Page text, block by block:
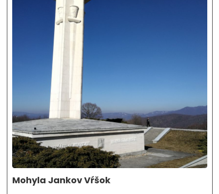
Mohyla Jankov Vŕšok